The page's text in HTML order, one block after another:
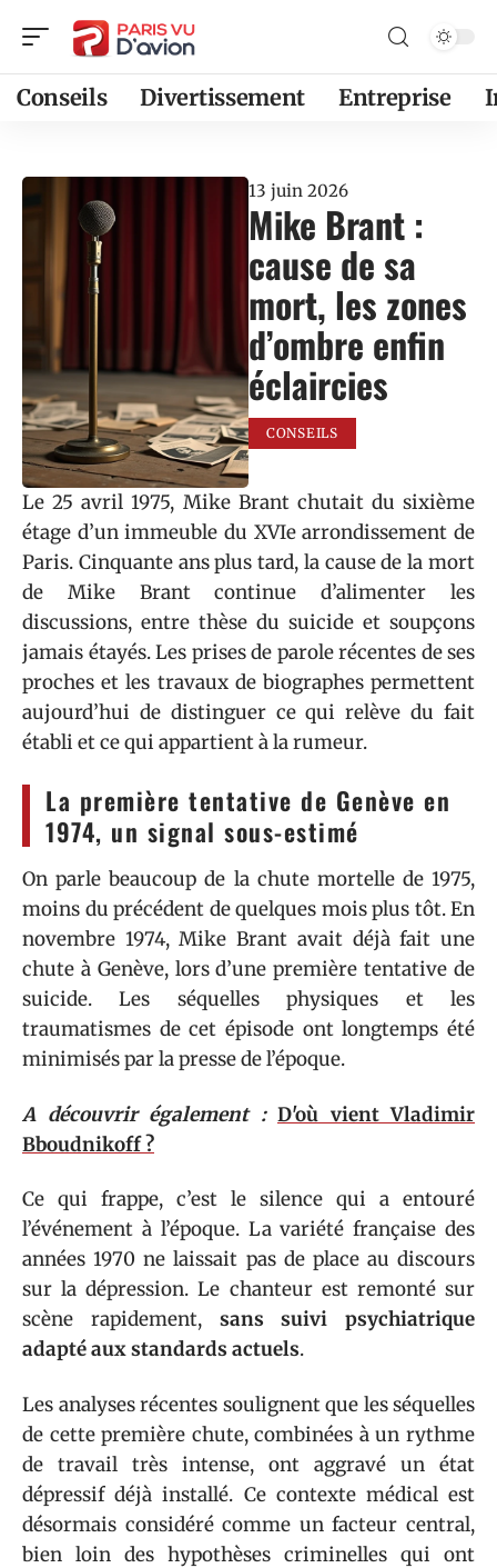
Conseils Divertissement Entreprise
13 juin 2026
Mike Brant :
cause de sa
mort, les zones
d’ombre enfin
éclaircies
CONSEILS
Le 25 avril 1975, Mike Brant chutait du sixième
étage d’un immeuble du XVIe arrondissement de
Paris. Cinquante ans plus tard, la cause de la mort
de Mike Brant continue d’alimenter les
discussions, entre thèse du suicide et soupçons
jamais étayés. Les prises de parole récentes de ses
proches et les travaux de biographes permettent
aujourd’hui de distinguer ce qui relève du fait
établi et ce qui appartient à la rumeur.
La première tentative de Genève en
1974, un signal sous-estimé
On parle beaucoup de la chute mortelle de 1975,
moins du précédent de quelques mois plus tôt. En
novembre 1974, Mike Brant avait déjà fait une
chute à Genève, lors d’une première tentative de
suicide. Les séquelles physiques et les
traumatismes de cet épisode ont longtemps été
minimisés par la presse de l’époque.
A découvrir également : D'où vient Vladimir
Bboudnikoff ?
Ce qui frappe, c’est le silence qui a entouré
l’événement à l’époque. La variété française des
années 1970 ne laissait pas de place au discours
sur la dépression. Le chanteur est remonté sur
scène rapidement, sans suivi psychiatrique
adapté aux standards actuels.
Les analyses récentes soulignent que les séquelles
de cette première chute, combinées à un rythme
de travail très intense, ont aggravé un état
dépressif déjà installé. Ce contexte médical est
désormais considéré comme un facteur central,
bien loin des hypothèses criminelles qui ont